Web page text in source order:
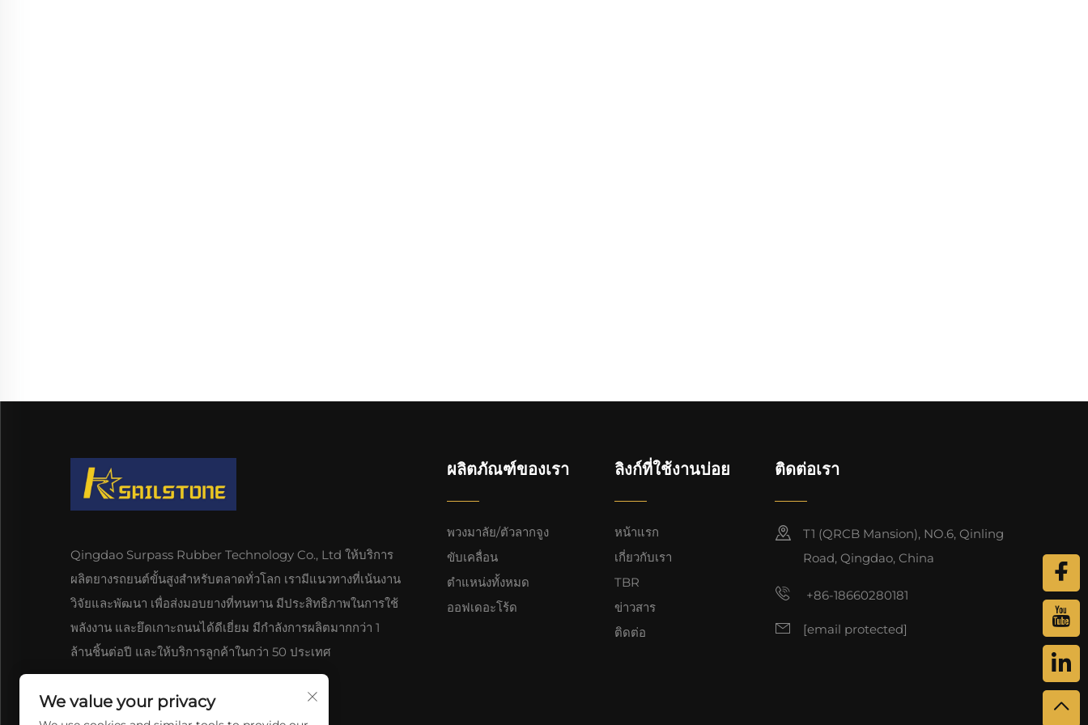
Qingdao Surpass Rubber Technology Co., Ltd ให้บริการ
ผลิตยางรถยนต์ขั้นสูงสำหรับตลาดทั่วโลก เรามีแนวทางที่เน้นงาน
วิจัยและพัฒนา เพื่อส่งมอบยางที่ทนทาน มีประสิทธิภาพในการใช้
พลังงาน และยึดเกาะถนนได้ดีเยี่ยม มีกำลังการผลิตมากกว่า 1
ล้านชิ้นต่อปี และให้บริการลูกค้าในกว่า 50 ประเทศ
ผลิตภัณฑ์ของเรา
พวงมาลัย/ตัวลากจูง
ขับเคลื่อน
ตำแหน่งทั้งหมด
ออฟเดอะโร้ด
ลิงก์ที่ใช้งานบ่อย
หน้าแรก
เกี่ยวกับเรา
TBR
ข่าวสาร
ติดต่อ
ติดต่อเรา
T1 (QRCB Mansion), NO.6, Qinling
Road, Qingdao, China
+86-18660280181
[email protected]
We value your privacy